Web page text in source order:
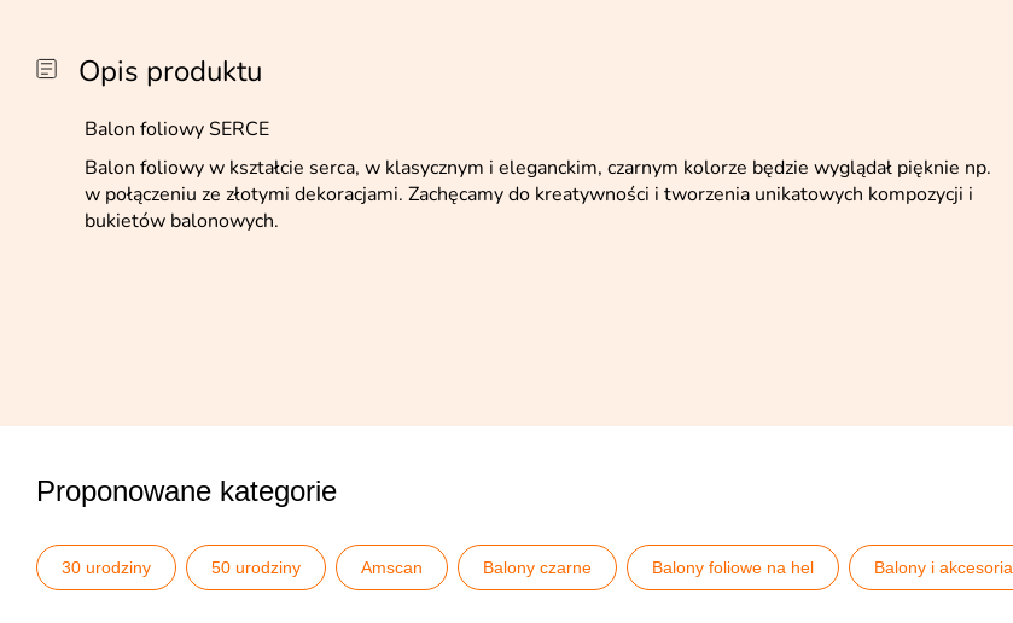
Opis produktu
Balon foliowy SERCE
Balon foliowy w kształcie serca, w klasycznym i eleganckim, czarnym kolorze będzie wyglądał pięknie np.
w połączeniu ze złotymi dekoracjami. Zachęcamy do kreatywności i tworzenia unikatowych kompozycji i
bukietów balonowych.
Proponowane kategorie
30 urodziny 50 urodziny Amscan Balony czarne Balony foliowe na hel Balony i akcesoria